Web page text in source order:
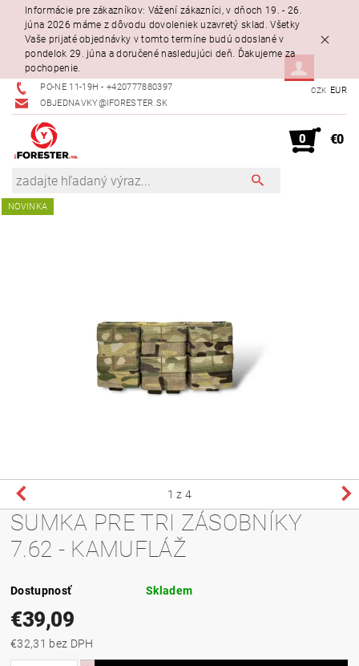
Informácie pre zákazníkov: Vážení zákazníci, v dňoch 19. - 26.
júna 2026 máme z dôvodu dovoleniek uzavretý sklad. Všetky
Vaše prijaté objednávky v tomto termíne budú odoslané v
pondelok 29. júna a doručené nasledujúci deň. Ďakujeme za
pochopenie.
PO-NE 11-19H - +420777880397
OBJEDNAVKY@IFORESTER.SK
CZK EUR
0 €0
NOVINKA
1 z 4
SUMKA PRE TRI ZÁSOBNÍKY
7.62 - KAMUFLÁŽ
Dostupnosť Skladem
€39,09
€32,31 bez DPH